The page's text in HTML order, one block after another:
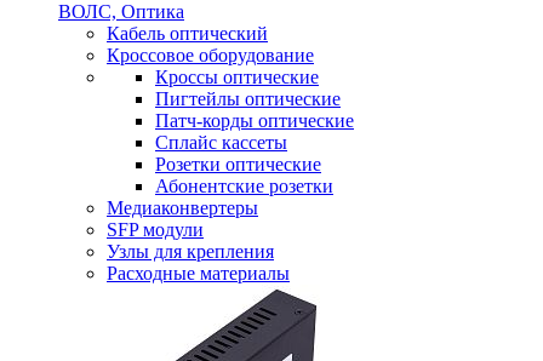
ВОЛС, Оптика
Кабель оптический
Кроссовое оборудование
Кроссы оптические
Пигтейлы оптические
Патч-корды оптические
Сплайс кассеты
Розетки оптические
Абонентские розетки
Медиаконвертеры
SFP модули
Узлы для крепления
Расходные материалы